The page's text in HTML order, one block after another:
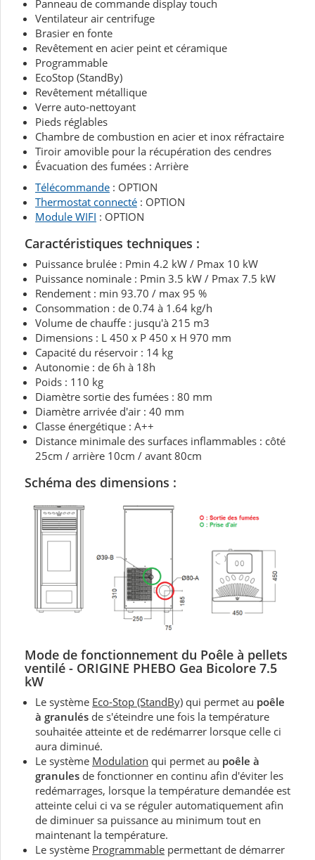
Panneau de commande display touch
Ventilateur air centrifuge
Brasier en fonte
Revêtement en acier peint et céramique
Programmable
EcoStop (StandBy)
Revêtement métallique
Verre auto-nettoyant
Pieds réglables
Chambre de combustion en acier et inox réfractaire
Tiroir amovible pour la récupération des cendres
Évacuation des fumées : Arrière
Télécommande : OPTION
Thermostat connecté : OPTION
Module WIFI : OPTION
Caractéristiques techniques :
Puissance brulée : Pmin 4.2 kW / Pmax 10 kW
Puissance nominale : Pmin 3.5 kW / Pmax 7.5 kW
Rendement : min 93.70 / max 95 %
Consommation : de 0.74 à 1.64 kg/h
Volume de chauffe : jusqu'à 215 m3
Dimensions : L 450 x P 450 x H 970 mm
Capacité du réservoir : 14 kg
Autonomie : de 6h à 18h
Poids : 110 kg
Diamètre sortie des fumées : 80 mm
Diamètre arrivée d'air : 40 mm
Classe énergétique : A++
Distance minimale des surfaces inflammables : côté
25cm / arrière 10cm / avant 80cm
Schéma des dimensions :
Mode de fonctionnement du Poêle à pellets
ventilé - ORIGINE PHEBO Gea Bicolore 7.5
kW
Le système Eco-Stop (StandBy) qui permet au poêle
à granulés de s'éteindre une fois la température
souhaitée atteinte et de redémarrer lorsque celle ci
aura diminué.
Le système Modulation qui permet au poêle à
granules de fonctionner en continu afin d'éviter les
redémarrages, lorsque la température demandée est
atteinte celui ci va se réguler automatiquement afin
de diminuer sa puissance au minimum tout en
maintenant la température.
Le système Programmable permettant de démarrer